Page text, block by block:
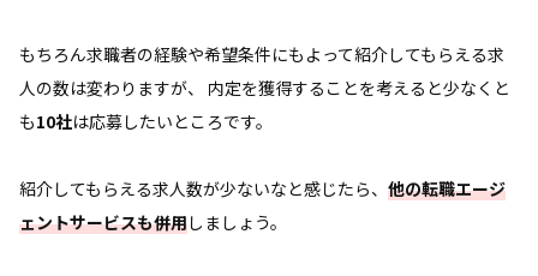
もちろん求職者の経験や希望条件にもよって紹介してもらえる求
人の数は変わりますが、 内定を獲得することを考えると少なくと
も10社は応募したいところです。
紹介してもらえる求人数が少ないなと感じたら、 他の転職エージ
ェントサービスも併用しましょう。